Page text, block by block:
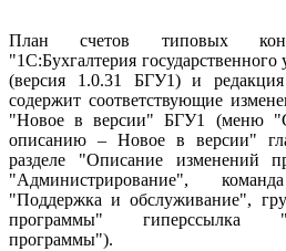
План счетов типовых
"1С:Бухгалтерия
(версия 1.0.31 БГУ1) и
содержит соответствующие
"Новое в версии" БГУ1 (меню
описанию – Новое в версии"
разделе "Описание изменений
"Администрирование",
"Поддержка и обслуживание",
программы" гиперссылка
программы").